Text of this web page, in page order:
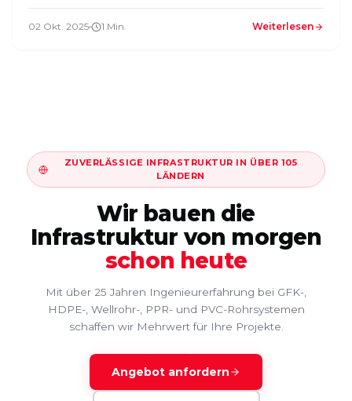
02 Okt. 2025 1 Min. Weiterlesen
ZUVERLÄSSIGE INFRASTRUKTUR IN ÜBER 105
LÄNDERN
Wir bauen die
Infrastruktur von morgen
schon heute
Mit über 25 Jahren Ingenieurerfahrung bei GFK-,
HDPE-, Wellrohr-, PPR- und PVC-Rohrsystemen
schaffen wir Mehrwert für Ihre Projekte.
Angebot anfordern